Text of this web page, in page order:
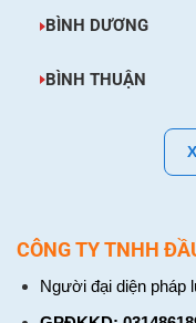
BÌNH DƯƠNG
BÌNH THUẬN
CÔNG TY TNHH
Người đại diện pháp